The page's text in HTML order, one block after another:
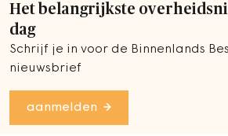
Het belangrijkste
dag
Schrijf je in voor de Binnenlands
nieuwsbrief
aanmelden